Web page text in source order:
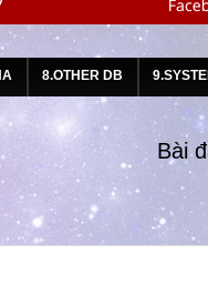
8.OTHER DB
Bài